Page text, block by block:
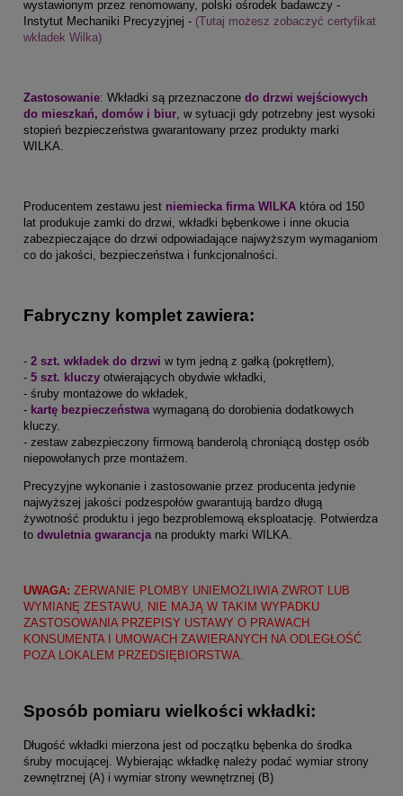
wystawionym przez renomowany, polski ośrodek badawczy -
Instytut Mechaniki Precyzyjnej - (Tutaj możesz zobaczyć certyfikat
wkładek Wilka)
Zastosowanie: Wkładki są przeznaczone do drzwi wejściowych
do mieszkań, domów i biur, w sytuacji gdy potrzebny jest wysoki
stopień bezpieczeństwa gwarantowany przez produkty marki
WILKA.
Producentem zestawu jest niemiecka firma WILKA która od 150
lat produkuje zamki do drzwi, wkładki bębenkowe i inne okucia
zabezpieczające do drzwi odpowiadające najwyższym wymaganiom
co do jakości, bezpieczeństwa i funkcjonalności.
Fabryczny komplet zawiera:
- 2 szt. wkładek do drzwi w tym jedną z gałką (pokrętłem),
- 5 szt. kluczy otwierających obydwie wkładki,
- śruby montażowe do wkładek,
- kartę bezpieczeństwawymaganą do dorobienia dodatkowych
kluczy.
- zestaw zabezpieczony firmową banderolą chroniącą dostęp osób
niepowołanych prze montażem.
Precyzyjne wykonanie i zastosowanie przez producenta jedynie
najwyższej jakości podzespołów gwarantują bardzo długą
żywotność produktu i jego bezproblemową eksploatację. Potwierdza
to dwuletnia gwarancjana produkty marki WILKA.
UWAGA: ZERWANIE PLOMBY UNIEMOŻLIWIA ZWROT LUB
WYMIANĘ ZESTAWU, NIE MAJĄ W TAKIM WYPADKU
ZASTOSOWANIA PRZEPISY USTAWY O PRAWACH
KONSUMENTA I UMOWACH ZAWIERANYCH NA ODLEGŁOŚĆ
POZA LOKALEM PRZEDSIĘBIORSTWA.
Sposób pomiaru wielkości wkładki:
Długość wkładki mierzona jest od początku bębenka do środka
śruby mocującej. Wybierając wkładkę należy podać wymiar strony
zewnętrznej (A) i wymiar strony wewnętrznej (B)